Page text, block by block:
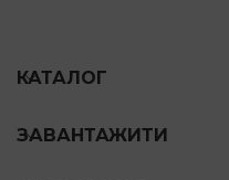
КАТАЛОГ
ЗАВАНТАЖИТИ